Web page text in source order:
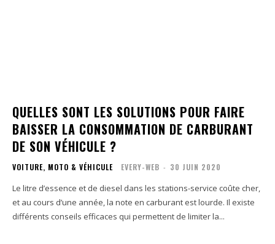
QUELLES SONT LES SOLUTIONS POUR FAIRE
BAISSER LA CONSOMMATION DE CARBURANT
DE SON VÉHICULE ?
VOITURE, MOTO & VÉHICULE EVERY-WEB - 30 JUIN 2020
Le litre d’essence et de diesel dans les stations-service coûte cher,
et au cours d’une année, la note en carburant est lourde. Il existe
différents conseils efficaces qui permettent de limiter la...